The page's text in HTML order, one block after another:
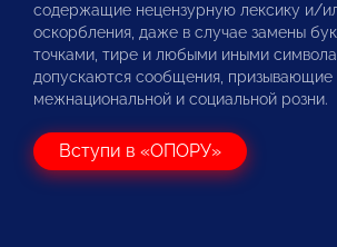
содержащие нецензурную лексику и/
оскорбления, даже в случае замены
точками, тире и любыми иными
допускаются сообщения, призывающие
межнациональной и социальной розни.
Вступи в «ОПОРУ»